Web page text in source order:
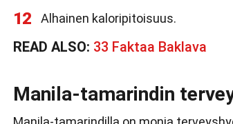
12 Alhainen kaloripitoisuus.
READ ALSO: 33 Faktaa Baklava
Manila-tamarindin